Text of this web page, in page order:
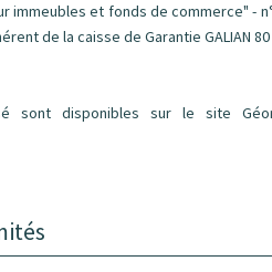
et fonds de commerce" -
de la caisse de Garantie GALIAN
sont disponibles sur le site